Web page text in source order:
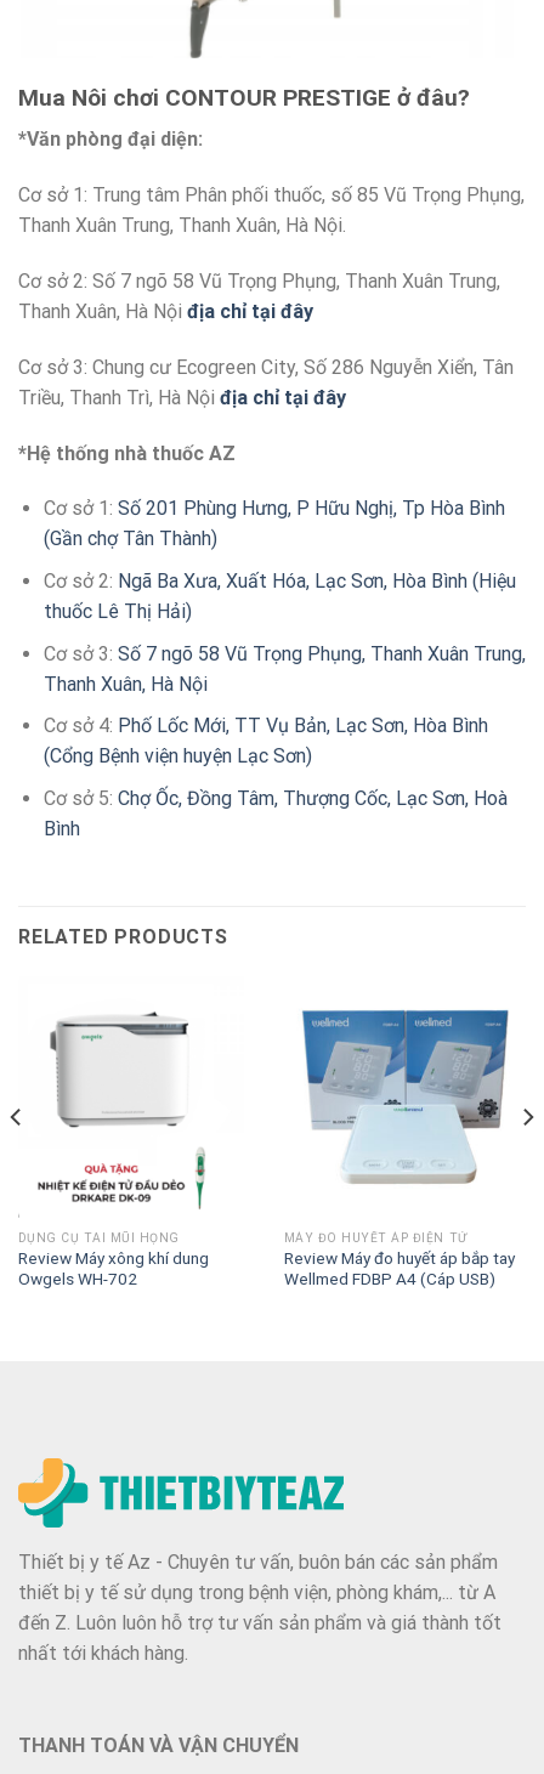
Mua Nôi chơi CONTOUR PRESTIGE ở đâu?
*Văn phòng đại diện:
Cơ sở 1: Trung tâm Phân phối thuốc, số 85 Vũ Trọng Phụng,
Thanh Xuân Trung, Thanh Xuân, Hà Nội.
Cơ sở 2: Số 7 ngõ 58 Vũ Trọng Phụng, Thanh Xuân Trung,
Thanh Xuân, Hà Nội địa chỉ tại đây
Cơ sở 3: Chung cư Ecogreen City, Số 286 Nguyễn Xiển, Tân
Triều, Thanh Trì, Hà Nội địa chỉ tại đây
*Hệ thống nhà thuốc AZ
Cơ sở 1: Số 201 Phùng Hưng, P Hữu Nghị, Tp Hòa Bình
(Gần chợ Tân Thành)
Cơ sở 2: Ngã Ba Xưa, Xuất Hóa, Lạc Sơn, Hòa Bình (Hiệu
thuốc Lê Thị Hải)
Cơ sở 3: Số 7 ngõ 58 Vũ Trọng Phụng, Thanh Xuân Trung,
Thanh Xuân, Hà Nội
Cơ sở 4: Phố Lốc Mới, TT Vụ Bản, Lạc Sơn, Hòa Bình
(Cổng Bệnh viện huyện Lạc Sơn)
Cơ sở 5: Chợ Ốc, Đồng Tâm, Thượng Cốc, Lạc Sơn, Hoà
Bình
RELATED PRODUCTS
DỤNG CỤ TAI MŨI HỌNG
Review Máy xông khí dung
Owgels WH-702
MÁY ĐO HUYẾT ÁP ĐIỆN TỬ
Review Máy đo huyết áp bắp tay
Wellmed FDBP A4 (Cáp USB)
Thiết bị y tế Az - Chuyên tư vấn, buôn bán các sản phẩm
thiết bị y tế sử dụng trong bệnh viện, phòng khám,... từ A
đến Z. Luôn luôn hỗ trợ tư vấn sản phẩm và giá thành tốt
nhất tới khách hàng.
THANH TOÁN VÀ VẬN CHUYỂN